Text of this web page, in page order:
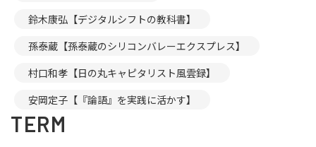
鈴木康弘【デジタルシフトの教科書】
孫泰蔵【孫泰蔵のシリコンバレーエクスプレス】
村口和孝【日の丸キャピタリスト風雲録】
安岡定子【『論語』を実践に活かす】
TERM